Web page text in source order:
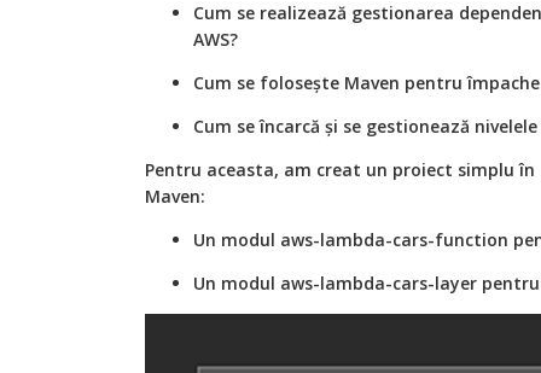
Cum se realizează gestionarea
AWS?
Cum se folosește Maven pentru
Cum se încarcă și se gestionează nivelele
Pentru aceasta, am creat un proiect simplu
Maven:
Un modul aws-lambda-cars-function
Un modul aws-lambda-cars-layer